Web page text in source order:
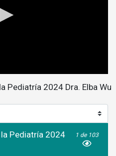
Pediatría 2024 Dra. Elba Wu
Pediatría 2024
1 de 103